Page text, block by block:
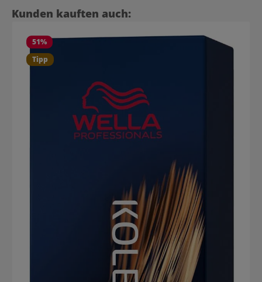
Produktgalerie überspringen
Kunden kauften auch:
51%
Tipp